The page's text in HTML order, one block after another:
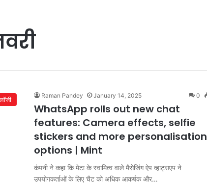
Raman Pandey January 14, 2025 0
WhatsApp rolls out new chat
features: Camera effects, selfie
stickers and more personalisation
options | Mint
कंपनी ने कहा कि मेटा के स्वामित्व वाले मैसेजिंग ऐप व्हाट्सएप ने
उपयोगकर्ताओं के लिए चैट को अधिक आकर्षक और…